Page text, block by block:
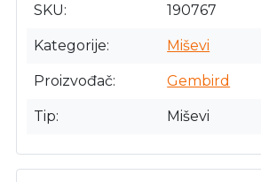
SKU 190767
Kategorije Miševi
Proizvođač Gembird
Tip Miševi